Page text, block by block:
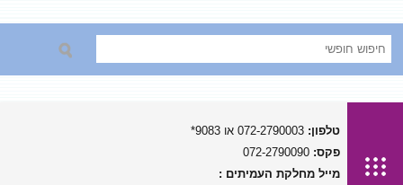
טלפון:
פקס:
מייל מחלקת העמיתים :